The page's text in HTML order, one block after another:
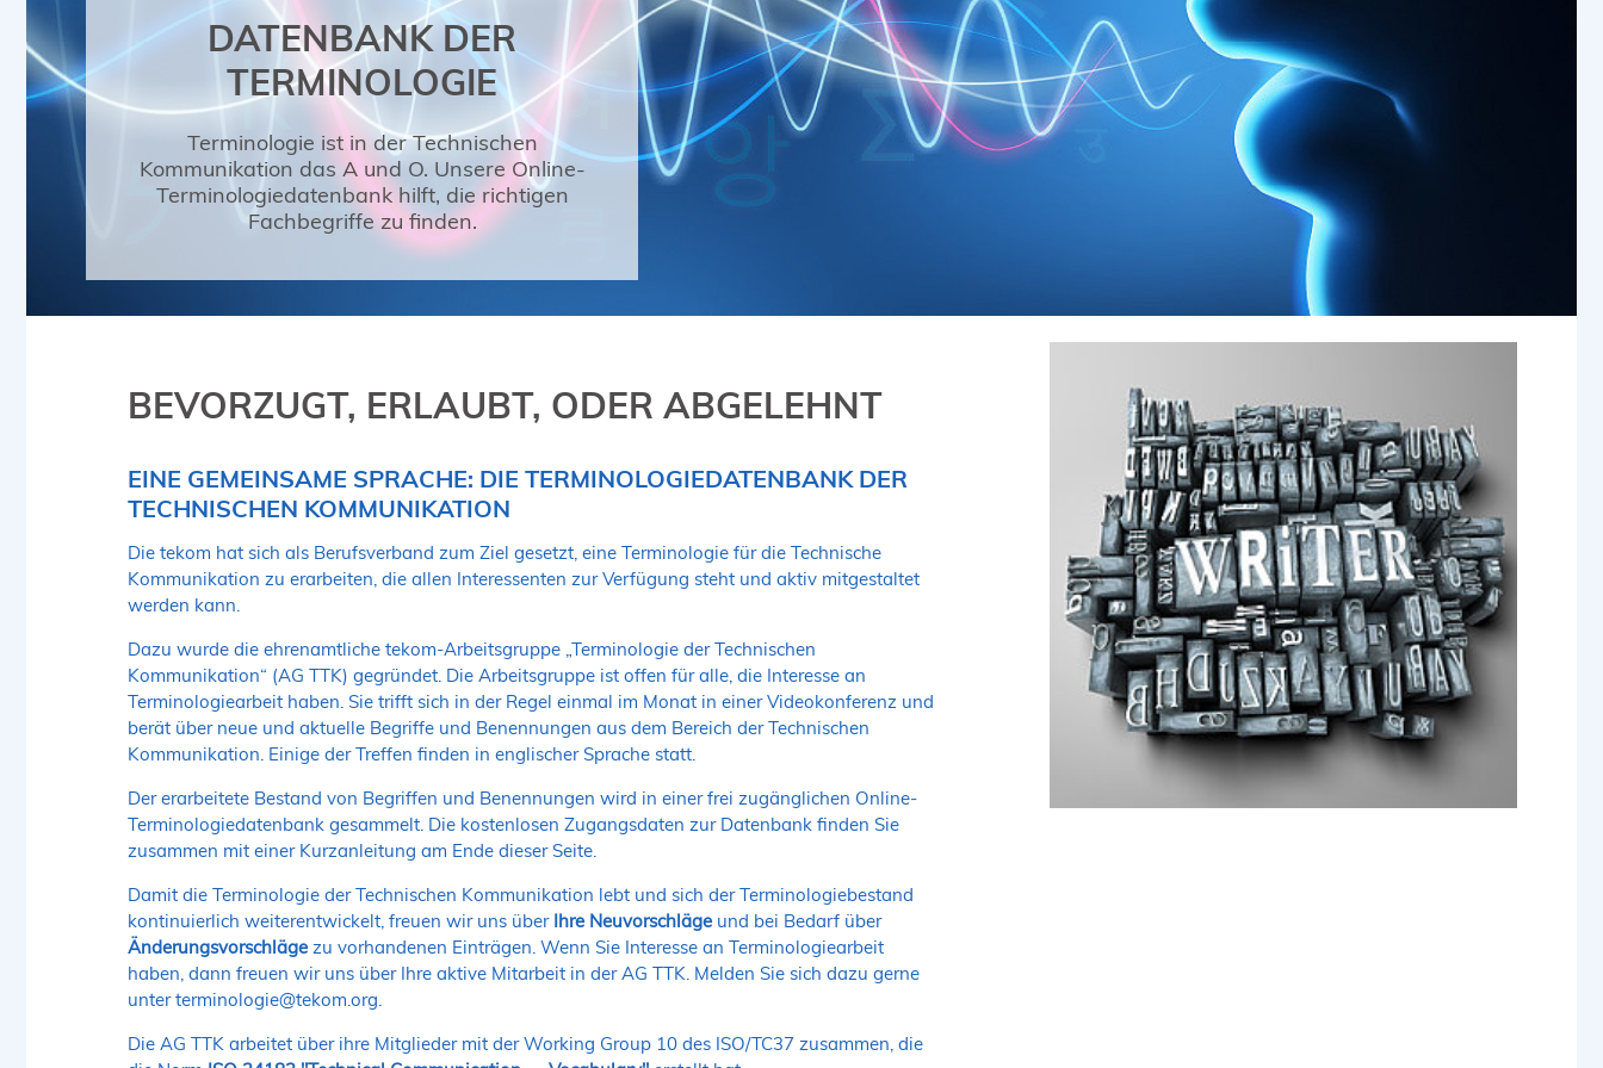
DATENBANK DER
TERMINOLOGIE
Terminologie ist in der Technischen
Kommunikation das A und O. Unsere Online-
Terminologiedatenbank hilft, die richtigen
Fachbegriffe zu finden.
BEVORZUGT, ERLAUBT, ODER ABGELEHNT
EINE GEMEINSAME SPRACHE: DIE TERMINOLOGIEDATENBANK DER
TECHNISCHEN KOMMUNIKATION
Die tekom hat sich als Berufsverband zum Ziel gesetzt, eine Terminologie für die Technische
Kommunikation zu erarbeiten, die allen Interessenten zur Verfügung steht und aktiv mitgestaltet
werden kann.
Dazu wurde die ehrenamtliche tekom-Arbeitsgruppe „Terminologie der Technischen
Kommunikation“ (AG TTK) gegründet. Die Arbeitsgruppe ist offen für alle, die Interesse an
Terminologiearbeit haben. Sie trifft sich in der Regel einmal im Monat in einer Videokonferenz und
berät über neue und aktuelle Begriffe und Benennungen aus dem Bereich der Technischen
Kommunikation. Einige der Treffen finden in englischer Sprache statt.
Der erarbeitete Bestand von Begriffen und Benennungen wird in einerfrei zugänglichen Online-
Terminologiedatenbank gesammelt. Die kostenlosen Zugangsdaten zur Datenbank finden Sie
zusammen mit einer Kurzanleitung am Ende dieser Seite.
Damit die Terminologie der Technischen Kommunikation lebt und sich der Terminologiebestand
kontinuierlich weiterentwickelt, freuen wir uns überIhre Neuvorschläge und bei Bedarf über
Änderungsvorschläge zu vorhandenen Einträgen. Wenn Sie Interesse an Terminologiearbeit
haben, dann freuen wir uns über Ihre aktive Mitarbeit in der AG TTK. Melden Sie sich dazu gerne
unterterminologie@tekom.org.
Die AG TTK arbeitet über ihre Mitglieder mit der Working Group 10 des ISO/TC37 zusammen, die